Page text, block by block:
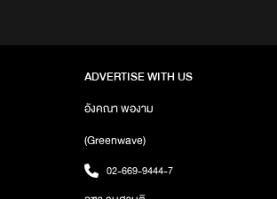
าว หรือรูปเซลฟี่
รักๆ เขาจะลงรูปที่
นไอจีอะไร
าก แต่พอกลับมาดู
างทีเราก็มีถาม
ะไปมั้ย? หรือจะโพสต์
หนึ่ง คุยกันมาสักพักนึ
เจอตัวจริง สำหรับหนูเข
ในแอปด้วย หลังจาก
มากกว่า เวลาจะเจอ
คุยกัน เราทั้งคู่ไม่ได้แช
ด้วยการพิมพ์กัน แต่จะแ
ADVERTISE WITH US
อังคณา พองาม
(Greenwave)
02-669-9444-7